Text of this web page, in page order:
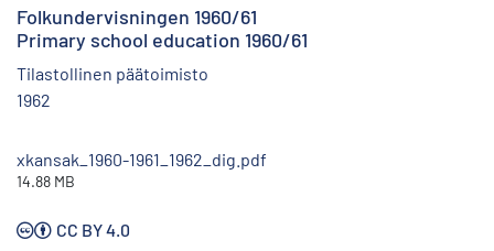
Folkundervisningen 1960/61
Primary school education 1960/61
Tilastollinen päätoimisto
1962
xkansak_1960-1961_1962_dig.pdf
14.88 MB
CC BY 4.0